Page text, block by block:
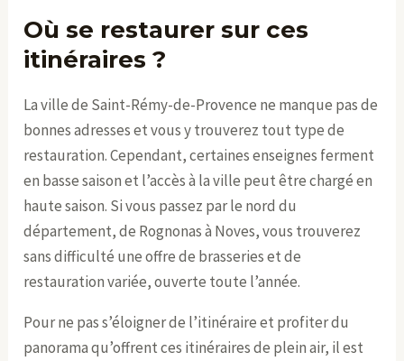
Où se restaurer sur ces
itinéraires ?
La ville de Saint-Rémy-de-Provence ne manque pas de
bonnes adresses et vous y trouverez tout type de
restauration. Cependant, certaines enseignes ferment
en basse saison et l’accès à la ville peut être chargé en
haute saison. Si vous passez par le nord du
département, de Rognonas à Noves, vous trouverez
sans difficulté une offre de brasseries et de
restauration variée, ouverte toute l’année.
Pour ne pas s’éloigner de l’itinéraire et profiter du
panorama qu’offrent ces itinéraires de plein air, il est